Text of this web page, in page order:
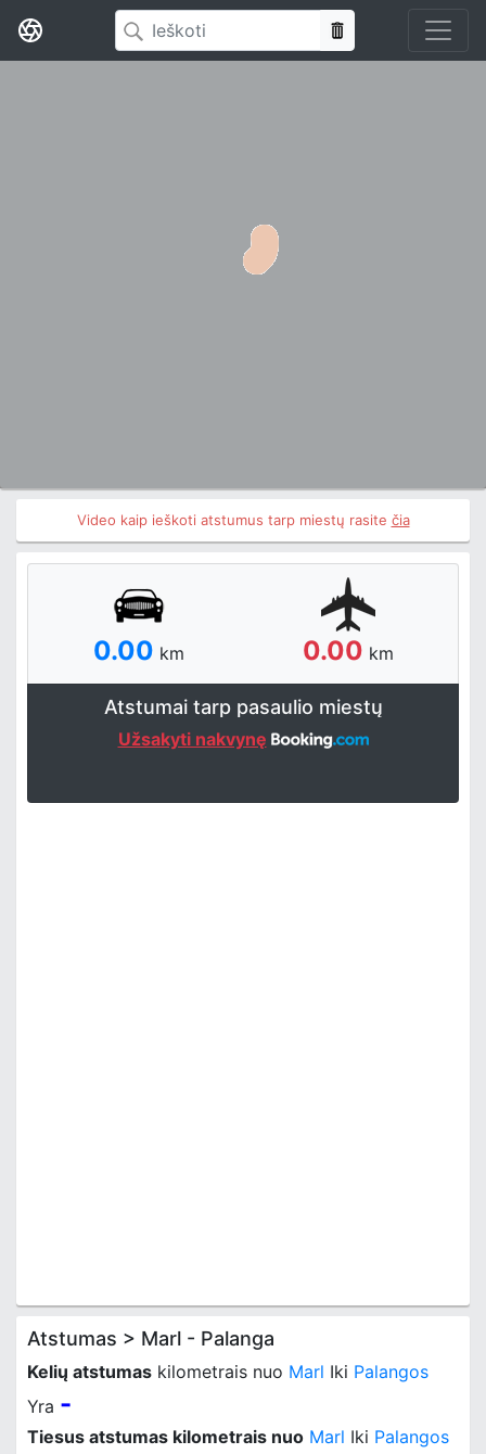
Video kaip ieškoti atstumus tarp miestų rasite čia
0.00 km 0.00 km
Atstumai tarp pasaulio miestų
Užsakyti nakvynę
Atstumas > Marl - Palanga
Kelių atstumas kilometrais nuo Marl Iki Palangos
Yra -
Tiesus atstumas kilometrais nuo Marl Iki Palangos